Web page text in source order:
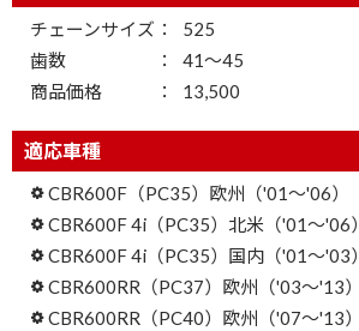
チェーンサイズ
525
歯数
41～45
商品価格
13,500
適応車種
CBR600F（PC35）欧州（'01～'06）
CBR600F 4i（PC35）北米（'01～'06）
CBR600F 4i（PC35）国内（'01～'03）
CBR600RR（PC37）欧州（'03～'13）
CBR600RR（PC40）欧州（'07～'13）